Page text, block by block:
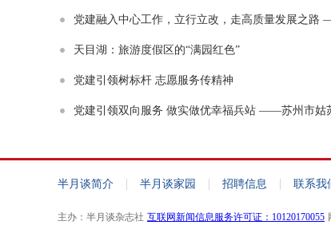
党建融入中心工作，立行立改，走高质量发展之
信息科技有限公司召开2019年年中工作会
天目湖：旅游度假区的“满园红色”
党建引领树标杆 志愿服务传精神
党建引领双向服务 做实做优幸福兵站 ——苏州市姑
半月谈简介 | 半月谈家园 | 招聘信息 | 联系我
主办：半月谈杂志社 互联网新闻信息服务许可证：10120170055